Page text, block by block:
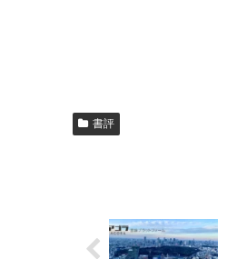
書評